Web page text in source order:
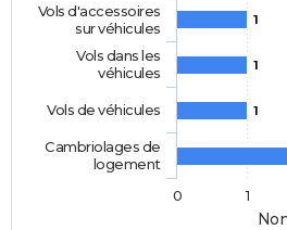
1
1
1
Vols d'accessoires
sur véhicules
Vols dans les
véhicules
Vols de véhicules
Cambriolages de
logement
0
1